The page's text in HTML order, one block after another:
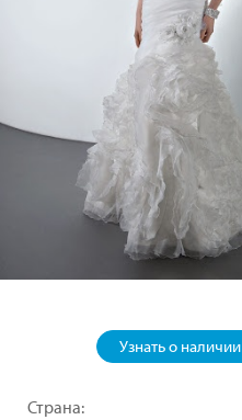
Узнать о наличии
Страна: